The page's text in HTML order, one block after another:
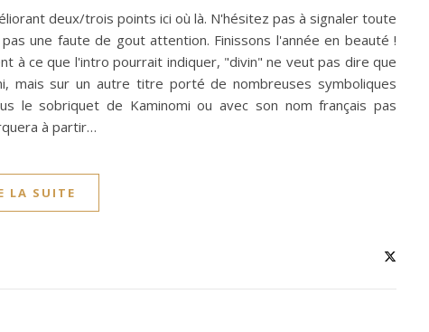
deux/trois points ici où là. N'hésitez pas à signaler toute
une faute de gout attention. Finissons l'année en beauté !
à ce que l'intro pourrait indiquer, "divin" ne veut pas dire que
mais sur un autre titre porté de nombreuses symboliques
le sobriquet de Kaminomi ou avec son nom français pas
à partir…
LA SUITE